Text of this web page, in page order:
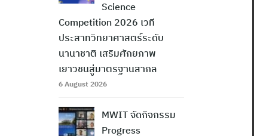
Science
Competition 2026 เวที
ประสาทวิทยาศาสตร์ระดับ
นานาชาติ เสริมศักยภาพ
เยาวชนสู่มาตรฐานสากล
6 August 2026
MWIT จัดกิจกรรม
Progress